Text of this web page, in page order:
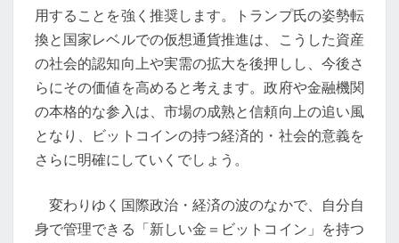
用することを強く推奨します。トランプ氏の姿勢転
換と国家レベルでの仮想通貨推進は、こうした資産
の社会的認知向上や実需の拡大を後押しし、今後さ
らにその価値を高めると考えます。政府や金融機関
の本格的な参入は、市場の成熟と信頼向上の追い風
となり、ビットコインの持つ経済的・社会的意義を
さらに明確にしていくでしょう。
変わりゆく国際政治・経済の波のなかで、自分自
身で管理できる「新しい金＝ビットコイン」を持つ